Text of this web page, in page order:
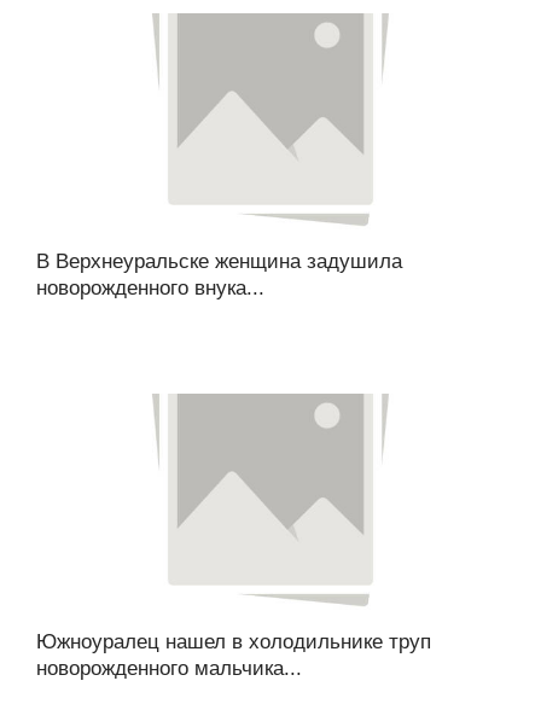
В Верхнеуральске женщина задушила
новорожденного внука...
Южноуралец нашел в холодильнике труп
новорожденного мальчика...